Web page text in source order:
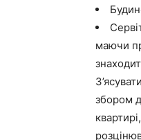
маючи
збором